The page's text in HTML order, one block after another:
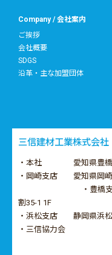
Company / 会社案内
ご挨拶
会社概要
SDGS
沿革・主な加盟団体
三信建材工業株式会社
・本社 愛知県豊橋市
・岡崎支店 愛知県岡崎
・豊橋
割35-1 1F
・浜松支店 静岡県浜松
・三信協力会